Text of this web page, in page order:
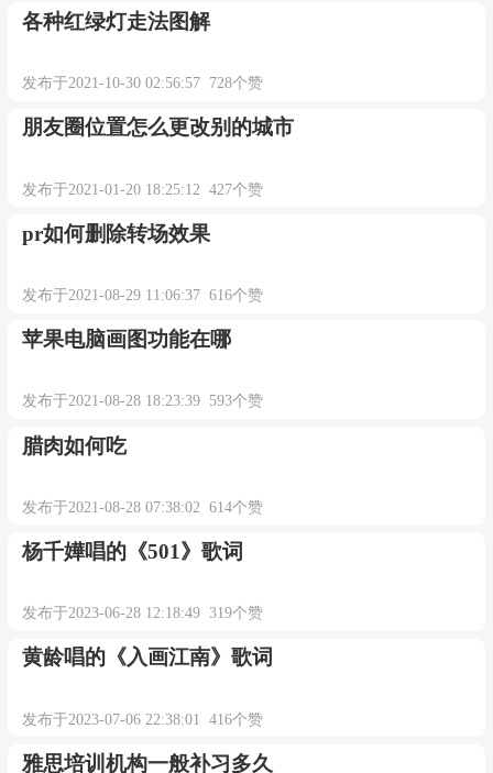
各种红绿灯走法图解
发布于2021-10-30 02:56:57 728个赞
朋友圈位置怎么更改别的城市
发布于2021-01-20 18:25:12 427个赞
pr如何删除转场效果
发布于2021-08-29 11:06:37 616个赞
苹果电脑画图功能在哪
发布于2021-08-28 18:23:39 593个赞
腊肉如何吃
发布于2021-08-28 07:38:02 614个赞
杨千嬅唱的《501》歌词
发布于2023-06-28 12:18:49 319个赞
黄龄唱的《入画江南》歌词
发布于2023-07-06 22:38:01 416个赞
雅思培训机构一般补习多久